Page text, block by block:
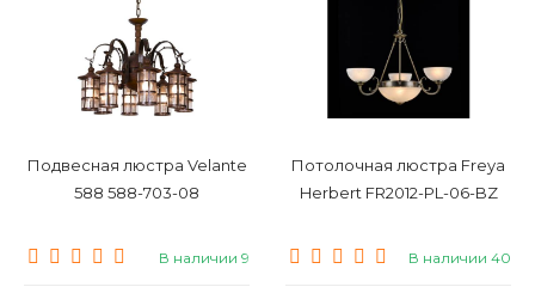
Подвесная люстра Velante
588 588-703-08
В наличии 9
Потолочная люстра Freya
Herbert FR2012-PL-06-BZ
В наличии 40